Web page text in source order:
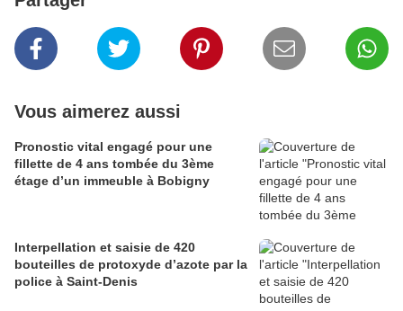
Vous aimerez aussi
Pronostic vital engagé pour une
fillette de 4 ans tombée du 3ème
étage d’un immeuble à Bobigny
Interpellation et saisie de 420
bouteilles de protoxyde d’azote par la
police à Saint-Denis